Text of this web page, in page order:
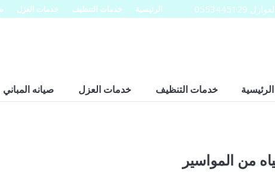
الرئيسية خدمات التنظيف خدمات العزل
الرئيسية خدمات التنظيف خدمات العزل صيانه المباني
من المواسير